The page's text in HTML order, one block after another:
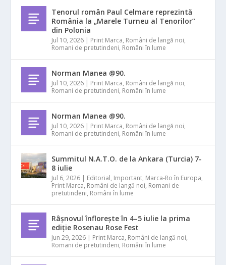
Tenorul român Paul Celmare reprezintă
România la „Marele Turneu al Tenorilor”
din Polonia
Jul 10, 2026 | Print Marca, Români de langă noi,
Romani de pretutindeni, Români în lume
Norman Manea @90.
Jul 10, 2026 | Print Marca, Români de langă noi,
Romani de pretutindeni, Români în lume
Norman Manea @90.
Jul 10, 2026 | Print Marca, Români de langă noi,
Romani de pretutindeni, Români în lume
Summitul N.A.T.O. de la Ankara (Turcia) 7-
8 iulie
Jul 6, 2026 | Editorial, Important, Marca-Ro în Europa,
Print Marca, Români de langă noi, Romani de
pretutindeni, Români în lume
Râșnovul înflorește în 4–5 iulie la prima
ediție Rosenau Rose Fest
Jun 29, 2026 | Print Marca, Români de langă noi,
Romani de pretutindeni, Români în lume